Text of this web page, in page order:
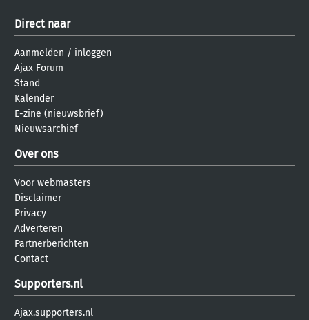
Direct naar
Aanmelden / inloggen
Ajax Forum
Stand
Kalender
E-zine (nieuwsbrief)
Nieuwsarchief
Over ons
Voor webmasters
Disclaimer
Privacy
Adverteren
Partnerberichten
Contact
Supporters.nl
Ajax.supporters.nl